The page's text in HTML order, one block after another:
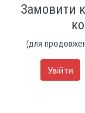
Замовити
(для
Увійти